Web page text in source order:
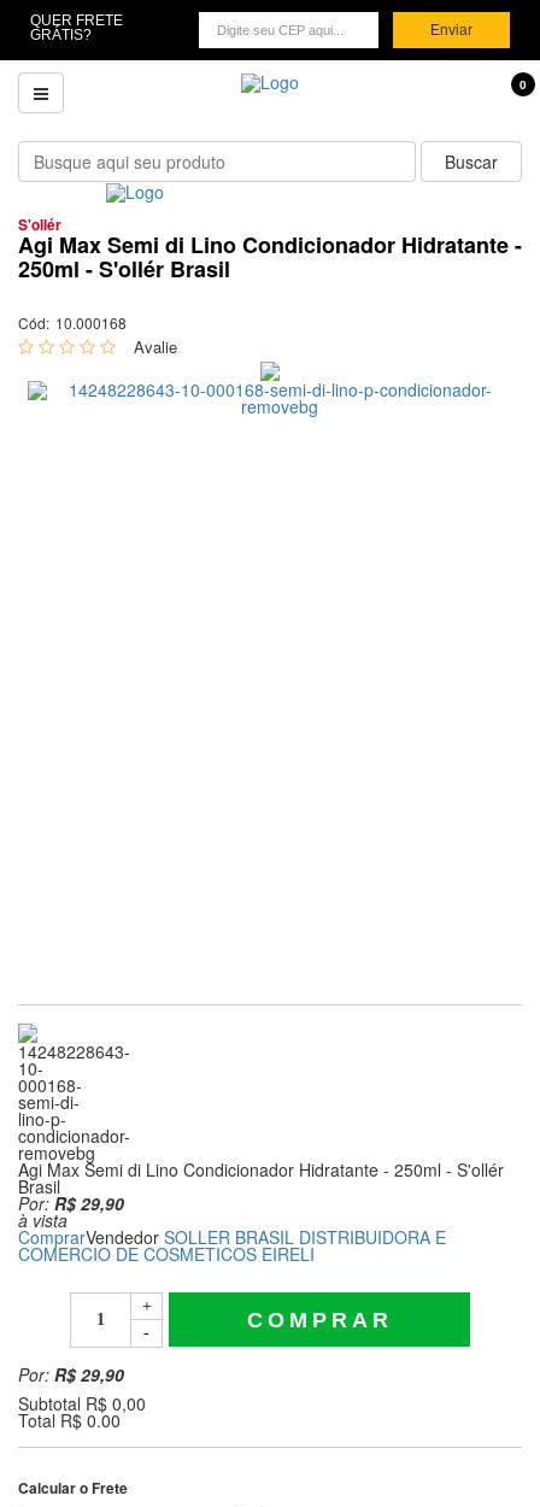
QUER FRETE
GRÁTIS?
Enviar
0
S'ollér
Agi Max Semi di Lino Condicionador Hidratante -
250ml - S'ollér Brasil
Cód: 10.000168
Agi Max Semi di Lino Condicionador Hidratante - 250ml - S'ollér
Brasil
Por: R$ 29,90
à vista
ComprarVendedor SOLLER BRASIL DISTRIBUIDORA E
COMERCIO DE COSMETICOS EIRELI
+
-
COMPRAR
Por: R$ 29,90
Subtotal R$ 0,00
Total R$ 0.00
Calcular o Frete